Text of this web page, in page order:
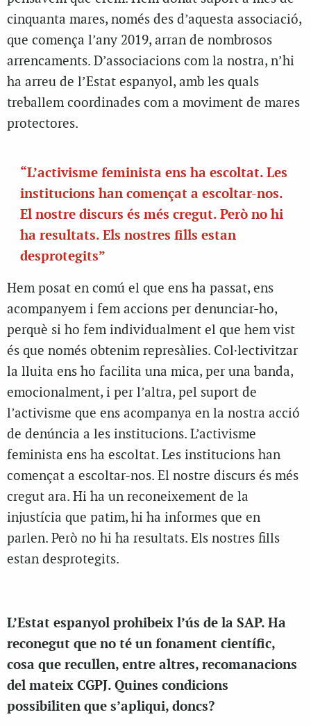
cinquanta mares, només des d’aquesta associació,
que comença l’any 2019, arran de nombrosos
arrencaments. D’associacions com la nostra, n’hi
ha arreu de l’Estat espanyol, amb les quals
treballem coordinades com a moviment de mares
protectores.
“L’activisme feminista ens ha escoltat. Les
institucions han començat a escoltar-nos.
El nostre discurs és més cregut. Però no hi
ha resultats. Els nostres fills estan
desprotegits”
Hem posat en comú el que ens ha passat, ens
acompanyem i fem accions per denunciar-ho,
perquè si ho fem individualment el que hem vist
és que només obtenim represàlies. Col·lectivitzar
la lluita ens ho facilita una mica, per una banda,
emocionalment, i per l’altra, pel suport de
l’activisme que ens acompanya en la nostra acció
de denúncia a les institucions. L’activisme
feminista ens ha escoltat. Les institucions han
començat a escoltar-nos. El nostre discurs és més
cregut ara. Hi ha un reconeixement de la
injustícia que patim, hi ha informes que en
parlen. Però no hi ha resultats. Els nostres fills
estan desprotegits.
L’Estat espanyol prohibeix l’ús de la SAP. Ha
reconegut que no té un fonament científic,
cosa que recullen, entre altres, recomanacions
del mateix CGPJ. Quines condicions
possibiliten que s’apliqui, doncs?